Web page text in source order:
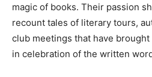
magic of books. Their‌ passion
recount tales of literary tours,
club ⁣meetings that‍ have
in celebration of the written⁤